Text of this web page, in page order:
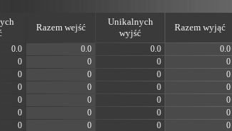
Razem wejść
Unikalnych
wyjść
Razem wyjąć
0.0 0.0 0.0
0.0
0 0 0
0
0 0 0
0
0 0 0
0
0 0 0
0
0 0 0
0
0 0 0
0